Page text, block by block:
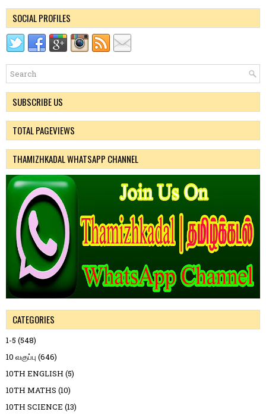
SOCIAL PROFILES
SUBSCRIBE US
TOTAL PAGEVIEWS
THAMIZHKADAL WHATSAPP CHANNEL
CATEGORIES
1-5 (548)
10 வகுப்பு (646)
10TH ENGLISH (5)
10TH MATHS (10)
10TH SCIENCE (13)